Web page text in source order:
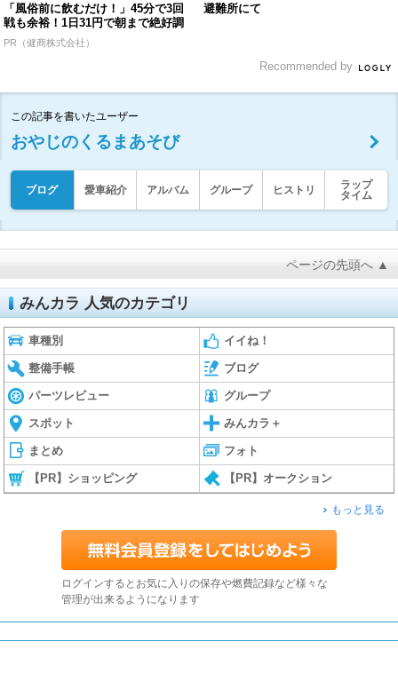
「風俗前に飲むだけ！」45分で3回
戦も余裕！1日31円で朝まで絶好調
PR（健商株式会社）
避難所にて
Recommended by
この記事を書いたユーザー
おやじのくるまあそび
ブログ 愛車紹介 アルバム グループ ヒストリ
ラップ
タイム
ページの先頭へ ▲
みんカラ 人気のカテゴリ
車種別 イイね！
整備手帳 ブログ
パーツレビュー グループ
スポット みんカラ＋
まとめ フォト
【PR】ショッピング 【PR】オークション
もっと見る
ログインするとお気に入りの保存や燃費記録など様々な
管理が出来るようになります